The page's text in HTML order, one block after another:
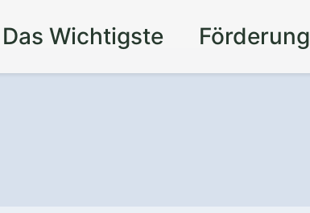
Das Wichtigste Förderung